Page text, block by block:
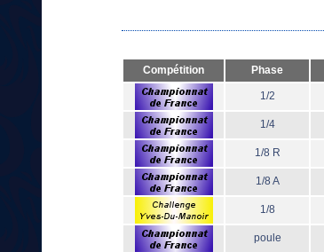
Compétition Phase
1/2
1/4
1/8 R
1/8 A
1/8
poule